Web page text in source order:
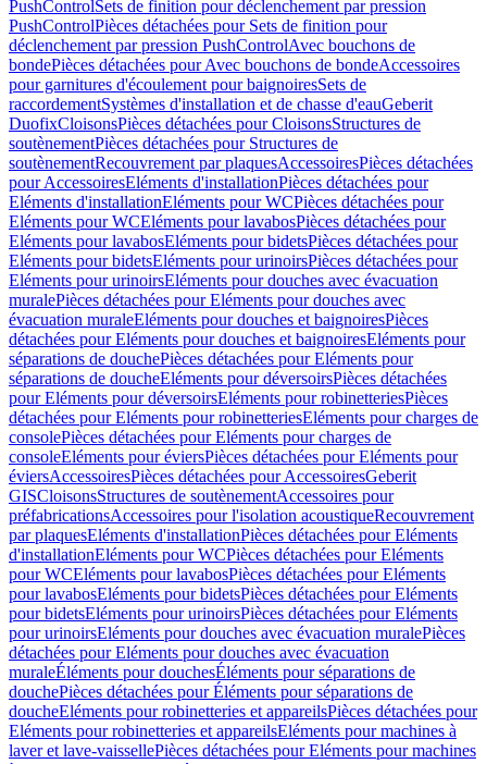
PushControlSets de finition pour déclenchement par pression
PushControlPièces détachées pour Sets de finition pour
déclenchement par pression PushControlAvec bouchons de
bondePièces détachées pour Avec bouchons de bondeAccessoires
pour garnitures d'écoulement pour baignoiresSets de
raccordementSystèmes d'installation et de chasse d'eauGeberit
DuofixCloisonsPièces détachées pour CloisonsStructures de
soutènementPièces détachées pour Structures de
soutènementRecouvrement par plaquesAccessoiresPièces détachées
pour AccessoiresEléments d'installationPièces détachées pour
Eléments d'installationEléments pour WCPièces détachées pour
Eléments pour WCEléments pour lavabosPièces détachées pour
Eléments pour lavabosEléments pour bidetsPièces détachées pour
Eléments pour bidetsEléments pour urinoirsPièces détachées pour
Eléments pour urinoirsEléments pour douches avec évacuation
muralePièces détachées pour Eléments pour douches avec
évacuation muraleEléments pour douches et baignoiresPièces
détachées pour Eléments pour douches et baignoiresEléments pour
séparations de douchePièces détachées pour Eléments pour
séparations de doucheEléments pour déversoirsPièces détachées
pour Eléments pour déversoirsEléments pour robinetteriesPièces
détachées pour Eléments pour robinetteriesEléments pour charges de
consolePièces détachées pour Eléments pour charges de
consoleEléments pour éviersPièces détachées pour Eléments pour
éviersAccessoiresPièces détachées pour AccessoiresGeberit
GISCloisonsStructures de soutènementAccessoires pour
préfabricationsAccessoires pour l'isolation acoustiqueRecouvrement
par plaquesEléments d'installationPièces détachées pour Eléments
d'installationEléments pour WCPièces détachées pour Eléments
pour WCEléments pour lavabosPièces détachées pour Eléments
pour lavabosEléments pour bidetsPièces détachées pour Eléments
pour bidetsEléments pour urinoirsPièces détachées pour Eléments
pour urinoirsEléments pour douches avec évacuation muralePièces
détachées pour Eléments pour douches avec évacuation
muraleÉléments pour douchesÉléments pour séparations de
douchePièces détachées pour Éléments pour séparations de
doucheEléments pour robinetteries et appareilsPièces détachées pour
Eléments pour robinetteries et appareilsEléments pour machines à
laver et lave-vaissellePièces détachées pour Eléments pour machines